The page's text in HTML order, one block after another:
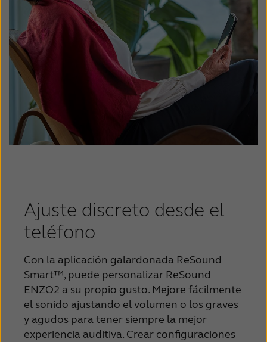
Ajuste discreto desde el
teléfono
Con la aplicación galardonada ReSound
Smart™, puede personalizar ReSound
ENZO2 a su propio gusto. Mejore fácilmente
el sonido ajustando el volumen o los graves
y agudos para tener siempre la mejor
experiencia auditiva. Crear configuraciones